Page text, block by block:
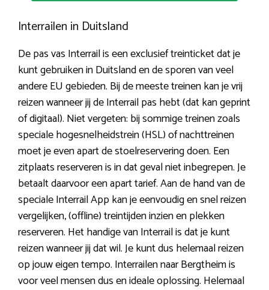
Interrailen in Duitsland
De pas vas Interrail is een exclusief treinticket dat je
kunt gebruiken in Duitsland en de sporen van veel
andere EU gebieden. Bij de meeste treinen kan je vrij
reizen wanneer jij de Interrail pas hebt (dat kan geprint
of digitaal). Niet vergeten: bij sommige treinen zoals
speciale hogesnelheidstrein (HSL) of nachttreinen
moet je even apart de stoelreservering doen. Een
zitplaats reserveren is in dat geval niet inbegrepen. Je
betaalt daarvoor een apart tarief. Aan de hand van de
speciale Interrail App kan je eenvoudig en snel reizen
vergelijken, (offline) treintijden inzien en plekken
reserveren. Het handige van Interrail is dat je kunt
reizen wanneer jij dat wil. Je kunt dus helemaal reizen
op jouw eigen tempo. Interrailen naar Bergtheim is
voor veel mensen dus en ideale oplossing. Helemaal